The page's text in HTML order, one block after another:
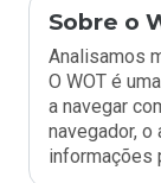
Sobre o
Analisamos
O WOT é
a navegar
navegador, o
informações